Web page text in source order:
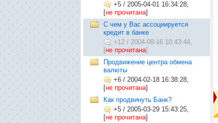
+5 / 2005-04-01 16:34:28,
[не прочитана]
С чем у Вас ассоциируется
кредит в банке
+12 / 2004-08-16 10:43:44,
[не прочитана]
Продвижение центра обмена
валюты
+6 / 2004-02-18 16:38:28,
[не прочитана]
Как продвинуть Банк?
+5 / 2005-03-29 15:43:25,
[не прочитана]